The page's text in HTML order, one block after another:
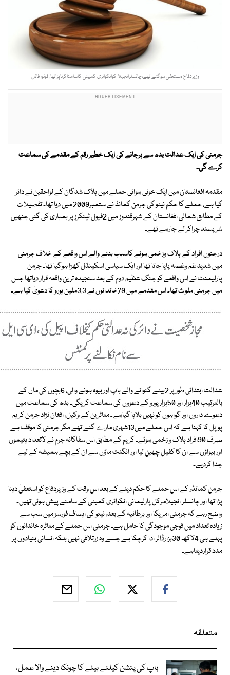
وزیردفاع مستعفی ہوگئے تھے،چانسلرانجیلا کوانکوائری کمیٹی کاسامناکرناپڑاتھا. فوٹو: فائل
جرمنی کی ایک عدالت بدھ سے ہرجانے کی ایک خطیر رقم کے مقدمے کی سماعت
کرے گی۔
مقدمہ افغانستان میں ایک خونی ہوائی حملے میں ہلاک شدگان کے لواحقین نے دائر
کیا ہے، حملے کا حکم نیٹو کی جرمن کمانڈ نے ستمبر2009 میں دیا تھا۔ تفصیلات
کے مطابق شمالی افغانستان کے شہرقندوز میں 2فیول ٹینکرز پر بمباری کی گئی جنھیں
شرپسند چراکر لے جارہے تھے۔
درجنوں افراد کے ہلاک وزخمی ہونے کاسبب بننے والے اس واقعے کے خلاف جرمنی
میں شدید غم وغصہ پایا جاتا تھا اور ایک سیاسی اسکینڈل کھڑا ہوگیا تھا۔ جرمن
پارلیمنٹ نے اس واقعے کو جنگ عظیم دوم کے بعد سنجیدہ ترین واقعہ قرار دیاتھا جس
میں جرمنی ملوث تھا۔ اس مقدمے میں 79خاندانوں نے 3.3ملین یورو کا دعویٰ کیا ہے۔
عدالت ابتدائی طور پر 2بیٹے گنوانے والے باپ اور بیوہ ہونے والی، 6بچوں کی ماں کے
بالترتیب 40ہزار اور 50ہزاریورو کے دعووں کی سماعت کریگی۔ بدھ کی سماعت میں
دعوے داروں اور گواہوں کو نہیں بلایا گیاہے۔ متاثرین کے وکیل، افغان نژاد جرمن کریم
پوپل کا کہنا ہے کہ اس حملے میں13شہری مارے گئے تھے مگر جرمنی کا موقف ہے
صرف 90افراد ہلاک و زخمی ہوئے۔ کریم کے مطابق اس سفاکانہ جرم نے لاتعداد یتیموں
اور بیواؤں سے ان کا کفیل چھین لیا اور انگنت ماؤں سے ان کے بچے ہمیشہ کے لیے
جدا کردیے۔
جرمن کمانڈر کے اس حملے کا حکم دینے کے بعد اس وقت کے وزیردفاع کو استعفیٰ دینا
پڑا تھا اور چانسلر انجیلامرکل پارلیمانی انکوائری کمیٹی کے سامنے پیش ہوئی تھیں۔
واضح رہے کہ جرمنی امریکا اور برطانیہ کے بعد، نیٹو کی ایساف فورسز میں سب سے
زیادہ تعداد میں فوجی موجودگی کا حامل ہے۔ جرمنی اس حملے کے متاثرہ خاندانوں کو
پہلے ہی 4لاکھ 30ہزارڈالر ادا کرچکا ہے جسے وہ زرتلافی نہیں بلکہ انسانی بنیادوں پر
مدد قراردیتاہے۔
متعلقہ
باپ کی پنشن کیلئے بیٹے کا چونکا دینے والا عمل،